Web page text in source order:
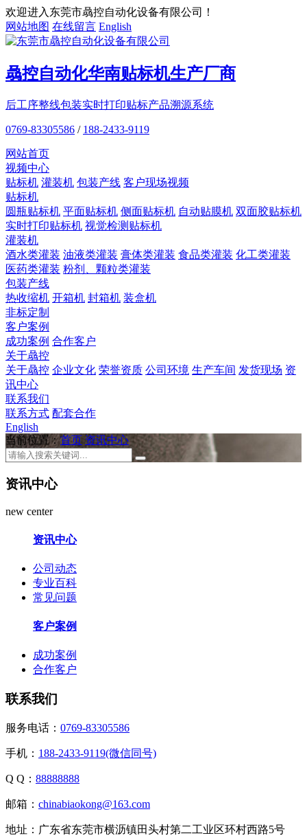
欢迎进入东莞市骉控自动化设备有限公司！
网站地图 在线留言 English
骉控自动化华南贴标机生产厂商
后工序整线包装实时打印贴标产品溯源系统
0769-83305586 / 188-2433-9119
网站首页
视频中心
贴标机 灌装机 包装产线 客户现场视频
贴标机
圆瓶贴标机 平面贴标机 侧面贴标机 自动贴膜机 双面胶贴标机
实时打印贴标机 视觉检测贴标机
灌装机
酒水类灌装 油液类灌装 膏体类灌装 食品类灌装 化工类灌装
医药类灌装 粉剂、颗粒类灌装
包装产线
热收缩机 开箱机 封箱机 装盒机
非标定制
客户案例
成功案例 合作客户
关于骉控
关于骉控 企业文化 荣誉资质 公司环境 生产车间 发货现场 资
讯中心
联系我们
联系方式 配套合作
English
当前位置：首页 资讯中心
资讯中心
new center
资讯中心
公司动态
专业百科
常见问题
客户案例
成功案例
合作客户
联系我们
服务电话： 0769-83305586
手机： 188-2433-9119(微信同号)
Q Q： 88888888
邮箱： chinabiaokong@163.com
地址：广东省东莞市横沥镇田头村第二工业区环村西路5号